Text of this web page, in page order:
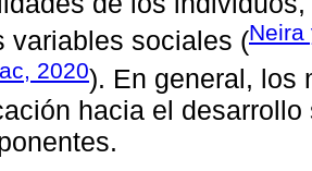
variables sociales (Neira
2020). En general, los
hacia el